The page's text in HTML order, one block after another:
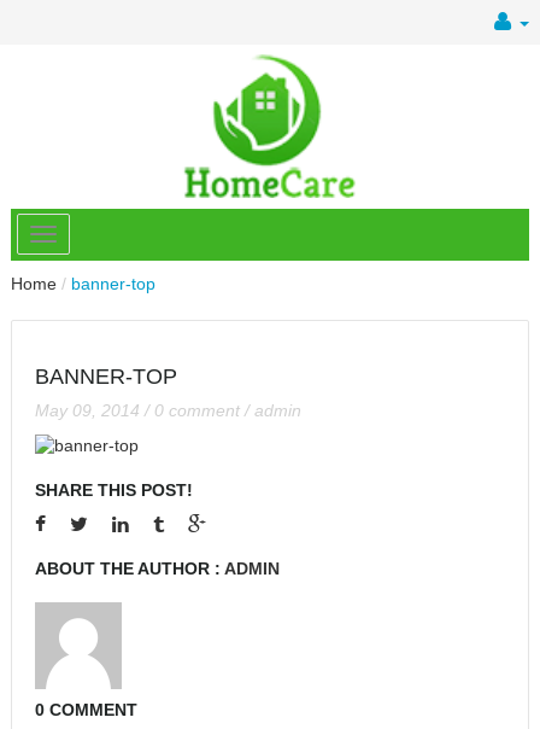
Home / banner-top
BANNER-TOP
May 09, 2014 / 0 comment /admin
SHARE THIS POST!
ABOUT THE AUTHOR : ADMIN
0 COMMENT